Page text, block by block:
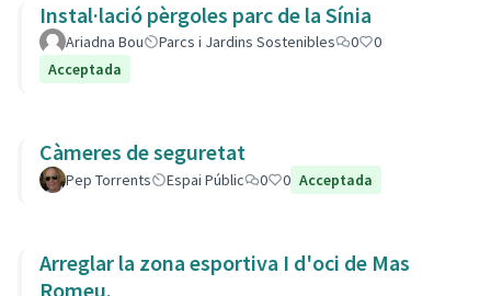
Instal·lació pèrgoles parc de la Sínia
Ariadna Bou Parcs i Jardins Sostenibles 0
0
Acceptada
Càmeres de seguretat
Pep Torrents Espai Públic 0 0 Acceptada
Arreglar la zona esportiva I d'oci de Mas
Romeu.